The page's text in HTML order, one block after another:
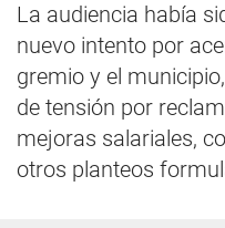
La audiencia había
nuevo intento por
gremio y el
de tensión por
mejoras salariales,
otros planteos